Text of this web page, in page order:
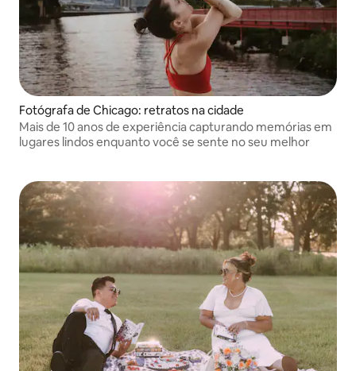
Fotógrafa de Chicago: retratos na cidade
Mais de 10 anos de experiência capturando memórias em
lugares lindos enquanto você se sente no seu melhor